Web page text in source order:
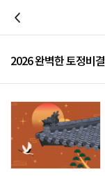
2026 완벽한 토정비결